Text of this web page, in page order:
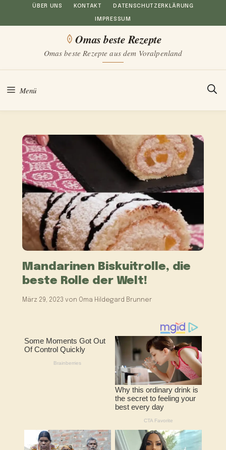
Inhalt
ÜBER UNS KONTAKT DATENSCHUTZERKLÄRUNG
IMPRESSUM
Omas beste Rezepte
Omas beste Rezepte aus dem Voralpenland
Menü
Mandarinen Biskuitrolle, die
beste Rolle der Welt!
März 29, 2023 von Oma Hildegard Brunner